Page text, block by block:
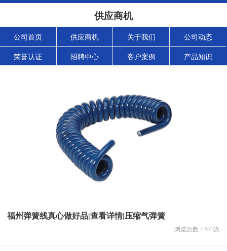
供应商机
公司首页 供应商机 关于我们 公司动态
荣誉认证 招聘中心 客户案例 产品知识
福州弹簧线真心做好品|查看详情|压缩气弹簧
浏览次数： 573次